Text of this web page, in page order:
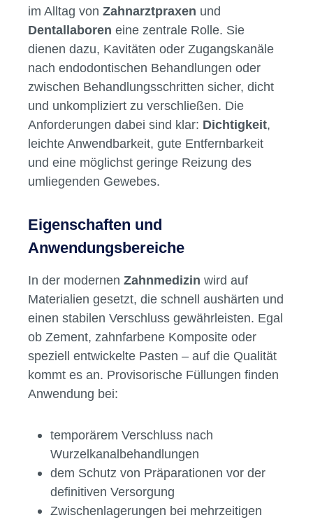
im Alltag von Zahnarztpraxen und
Dentallaboren eine zentrale Rolle. Sie
dienen dazu, Kavitäten oder Zugangskanäle
nach endodontischen Behandlungen oder
zwischen Behandlungsschritten sicher, dicht
und unkompliziert zu verschließen. Die
Anforderungen dabei sind klar: Dichtigkeit,
leichte Anwendbarkeit, gute Entfernbarkeit
und eine möglichst geringe Reizung des
umliegenden Gewebes.
Eigenschaften und
Anwendungsbereiche
In der modernen Zahnmedizin wird auf
Materialien gesetzt, die schnell aushärten und
einen stabilen Verschluss gewährleisten. Egal
ob Zement, zahnfarbene Komposite oder
speziell entwickelte Pasten – auf die Qualität
kommt es an. Provisorische Füllungen finden
Anwendung bei:
temporärem Verschluss nach
Wurzelkanalbehandlungen
dem Schutz von Präparationen vor der
definitiven Versorgung
Zwischenlagerungen bei mehrzeitigen